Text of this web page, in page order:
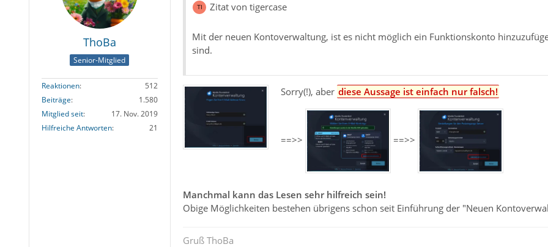
ThoBa
Senior-Mitglied
Reaktionen
512
Beiträge
1.580
Mitglied seit
17. Nov. 2019
Hilfreiche Antworten
21
Zitat von tigercase
Mit der neuen Kontoverwaltung, ist es nicht möglich ein Funktionskonto
sind.
Sorry(!), aber diese Aussage ist einfach nur falsch!
==>> ==>>
Manchmal kann das Lesen sehr hilfreich sein!
Obige Möglichkeiten bestehen übrigens schon seit Einführung der "Neuen
Gruß ThoBa